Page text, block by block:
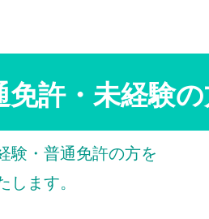
許・未経験
験・普通免許の方を
ます。